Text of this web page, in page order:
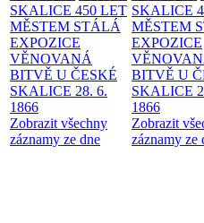
SKALICE 450 LET
MĚSTEM STÁLÁ
EXPOZICE
VĚNOVANÁ
BITVĚ U ČESKÉ
SKALICE 28. 6.
1866
Zobrazit všechny
záznamy ze dne
SKALICE
MĚSTEM
EXPOZICE
BITVĚ U
SKALICE
1866
Zobrazit
záznamy ze